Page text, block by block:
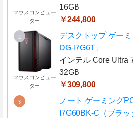
マウスコンピュー
ター
16GB
￥244,800
マウスコンピュー
ター
デスクトップ ゲー
DG-I7G6T」
インテル Core Ultra
32GB
￥309,800
ノート ゲーミング
I7G60BK-C（ブラッ